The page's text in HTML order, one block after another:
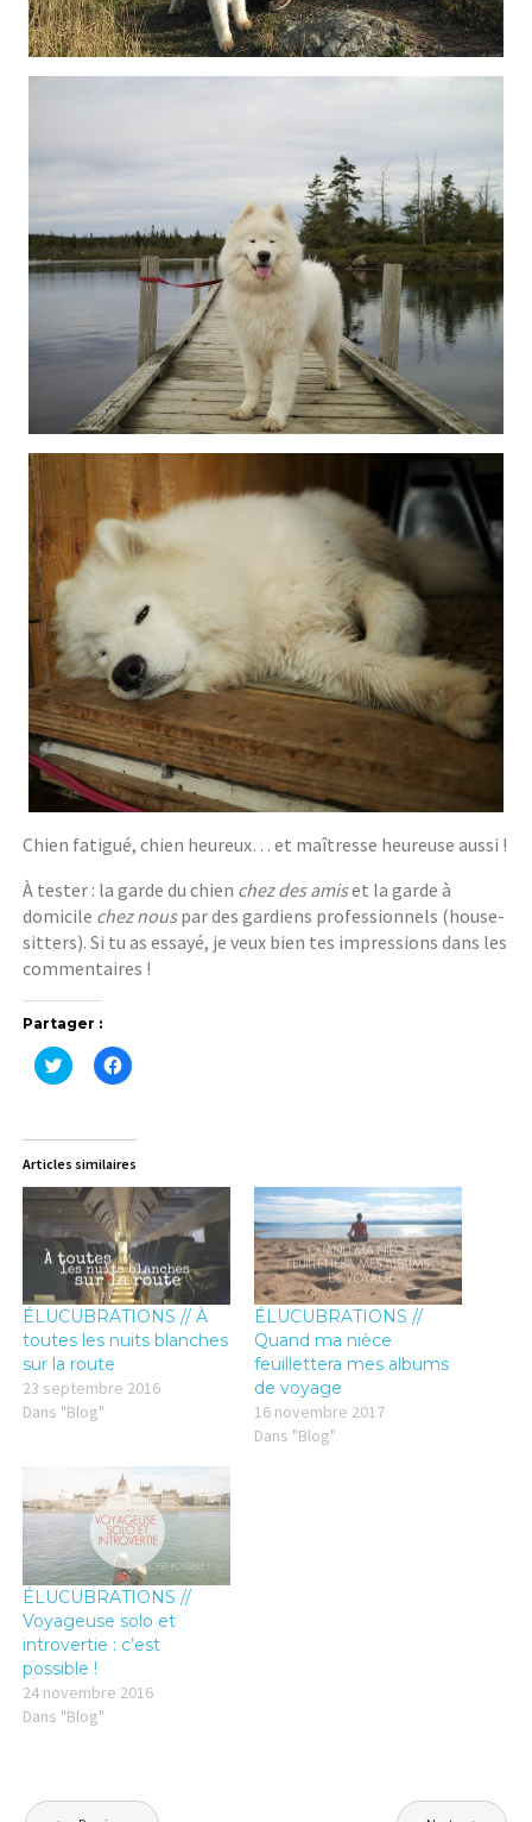
Chien fatigué, chien heureux… et maîtresse heureuse aussi !
À tester : la garde du chien chez des amiset la garde à
domicile chez nouspar des gardiens professionnels (house-
sitters). Si tu as essayé, je veux bien tes impressions dans les
commentaires !
Partager :
C
l
e
p
o
u
p
r
t
g
e
r
u
r
T
w
r
(
u
v
r
e
d
a
n
s
u
n
e
n
o
l
C
l
e
p
o
u
r
p
a
r
t
a
g
e
r
r
b
o
o
k
(
o
u
v
r
e
d
a
n
n
l
Articles similaires
ÉLUCUBRATIONS // À
toutes les nuits blanches
sur la route
23 septembre 2016
Dans "Blog"
ÉLUCUBRATIONS //
Quand ma nièce
feuillettera mes albums
de voyage
16 novembre 2017
Dans "Blog"
ÉLUCUBRATIONS //
Voyageuse solo et
introvertie : c’est
possible !
24 novembre 2016
Dans "Blog"
Navigation